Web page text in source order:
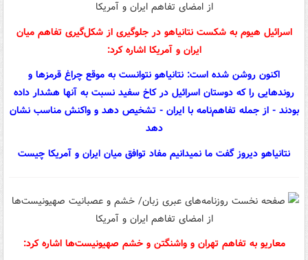
اسرائیل هیوم به شکست نتانیاهو در جلوگیری از شکل‌گیری تفاهم میان
ایران و آمریکا اشاره کرد:
اکنون روشن شده است: نتانیاهو نتوانست به موقع چراغ قرمزها و
روندهایی را که دوستان اسرائیل در کاخ سفید نسبت به آنها هشدار داده
بودند - از جمله تفاهم‌نامه با ایران - تشخیص دهد و واکنش مناسب نشان
دهد
نتانیاهو دیروز گفت ما نمیدانیم مفاد توافق میان ایران و آمریکا چیست
معاریو به تفاهم تهران و واشنگتن و خشم صهیونیست‌ها اشاره کرد: